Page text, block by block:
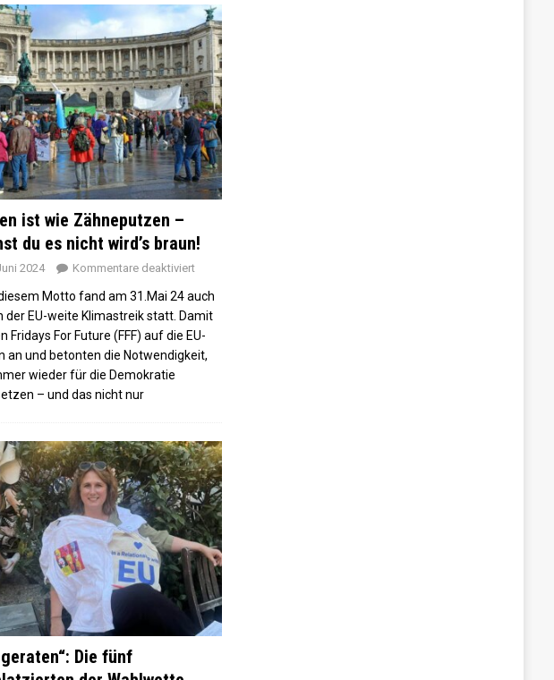
ist wie Zähneputzen –
du es nicht wird’s braun!
2024 Kommentare deaktiviert
Motto fand am 31.Mai 24 auch
der EU-weite Klimastreik statt. Damit
Fridays For Future (FFF) auf die EU-
an und betonten die Notwendigkeit,
wieder für die Demokratie
– und das nicht nur
Die fünf